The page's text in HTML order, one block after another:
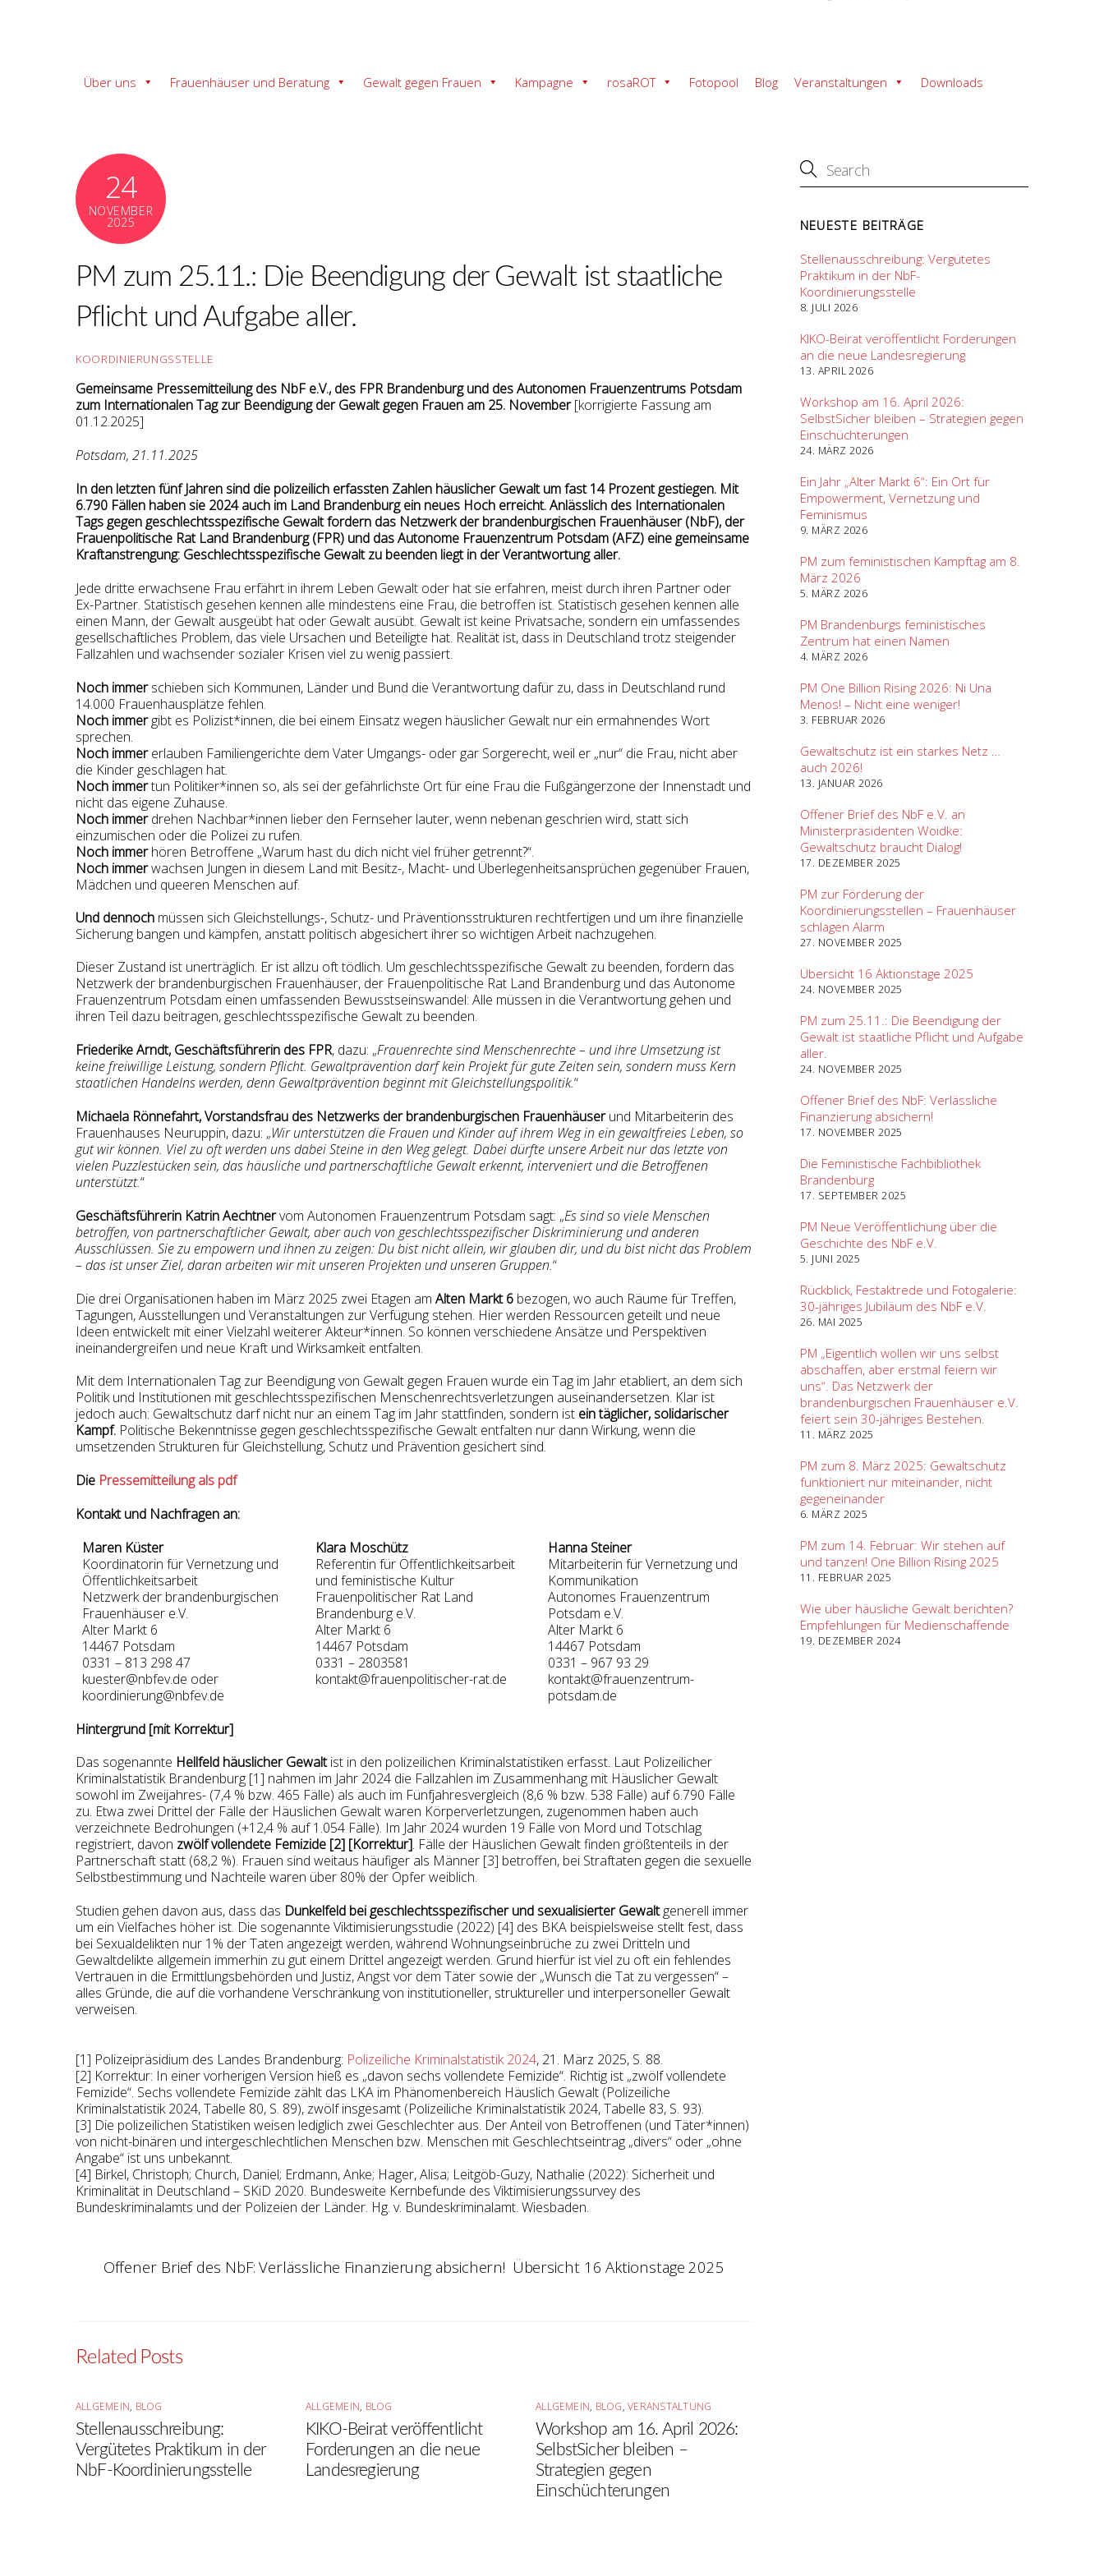
Über uns Frauenhäuser und Beratung Gewalt gegen Frauen Kampagne rosaROT Fotopool Blog Veranstaltungen Downloads
24
NOVEMBER
2025
PM zum 25.11.: Die Beendigung der Gewalt ist staatliche
Pflicht und Aufgabe aller.
KOORDINIERUNGSSTELLE
Gemeinsame Pressemitteilung des NbF e.V., des FPR Brandenburg und des Autonomen Frauenzentrums Potsdam
zum Internationalen Tag zur Beendigung der Gewalt gegen Frauen am 25. November[korrigierte Fassung am
01.12.2025]
Potsdam, 21.11.2025
In den letzten fünf Jahren sind die polizeilich erfassten Zahlen häuslicher Gewalt um fast 14 Prozent gestiegen. Mit
6.790 Fällen haben sie 2024 auch im Land Brandenburg ein neues Hoch erreicht. Anlässlich des Internationalen
Tags gegen geschlechtsspezifische Gewalt fordern das Netzwerk der brandenburgischen Frauenhäuser (NbF), der
Frauenpolitische Rat Land Brandenburg (FPR) und das Autonome Frauenzentrum Potsdam (AFZ) eine gemeinsame
Kraftanstrengung: Geschlechtsspezifische Gewalt zu beenden liegt in der Verantwortung aller.
Jede dritte erwachsene Frau erfährt in ihrem Leben Gewalt oder hat sie erfahren, meist durch ihren Partner oder
Ex-Partner. Statistisch gesehen kennen alle mindestens eine Frau, die betroffen ist. Statistisch gesehen kennen alle
einen Mann, der Gewalt ausgeübt hat oder Gewalt ausübt. Gewalt ist keine Privatsache, sondern ein umfassendes
gesellschaftliches Problem, das viele Ursachen und Beteiligte hat. Realität ist, dass in Deutschland trotz steigender
Fallzahlen und wachsender sozialer Krisen viel zu wenig passiert.
Noch immerschieben sich Kommunen, Länder und Bund die Verantwortung dafür zu, dass in Deutschland rund
14.000 Frauenhausplätze fehlen.
Noch immergibt es Polizist*innen, die bei einem Einsatz wegen häuslicher Gewalt nur ein ermahnendes Wort
sprechen.
Noch immererlauben Familiengerichte dem Vater Umgangs- oder gar Sorgerecht, weil er „nur“ die Frau, nicht aber
die Kinder geschlagen hat.
Noch immertun Politiker*innen so, als sei der gefährlichste Ort für eine Frau die Fußgängerzone der Innenstadt und
nicht das eigene Zuhause.
Noch immerdrehen Nachbar*innen lieber den Fernseher lauter, wenn nebenan geschrien wird, statt sich
einzumischen oder die Polizei zu rufen.
Noch immerhören Betroffene „Warum hast du dich nicht viel früher getrennt?“.
Noch immerwachsen Jungen in diesem Land mit Besitz-, Macht- und Überlegenheitsansprüchen gegenüber Frauen,
Mädchen und queeren Menschen auf.
Und dennoch müssen sich Gleichstellungs-, Schutz- und Präventionsstrukturen rechtfertigen und um ihre finanzielle
Sicherung bangen und kämpfen, anstatt politisch abgesichert ihrer so wichtigen Arbeit nachzugehen.
Dieser Zustand ist unerträglich. Er ist allzu oft tödlich. Um geschlechtsspezifische Gewalt zu beenden, fordern das
Netzwerk der brandenburgischen Frauenhäuser, der Frauenpolitische Rat Land Brandenburg und das Autonome
Frauenzentrum Potsdam einen umfassenden Bewusstseinswandel: Alle müssen in die Verantwortung gehen und
ihren Teil dazu beitragen, geschlechtsspezifische Gewalt zu beenden.
Friederike Arndt, Geschäftsführerin des FPR, dazu: „Frauenrechte sind Menschenrechte – und ihre Umsetzung ist
keine freiwillige Leistung, sondern Pflicht. Gewaltprävention darf kein Projekt für gute Zeiten sein, sondern muss Kern
staatlichen Handelns werden, denn Gewaltprävention beginnt mit Gleichstellungspolitik.“
Michaela Rönnefahrt, Vorstandsfrau des Netzwerks der brandenburgischen Frauenhäuserund Mitarbeiterin des
Frauenhauses Neuruppin, dazu: „Wir unterstützen die Frauen und Kinder auf ihrem Weg in ein gewaltfreies Leben, so
gut wir können. Viel zu oft werden uns dabei Steine in den Weg gelegt. Dabei dürfte unsere Arbeit nur das letzte von
vielen Puzzlestücken sein, das häusliche und partnerschaftliche Gewalt erkennt, interveniert und die Betroffenen
unterstützt.“
Geschäftsführerin Katrin Aechtnervom Autonomen Frauenzentrum Potsdam sagt: „Es sind so viele Menschen
betroffen, von partnerschaftlicher Gewalt, aber auch von geschlechtsspezifischer Diskriminierung und anderen
Ausschlüssen. Sie zu empowern und ihnen zu zeigen: Du bist nicht allein, wir glauben dir, und du bist nicht das Problem
– das ist unser Ziel, daran arbeiten wir mit unseren Projekten und unseren Gruppen.“
Die drei Organisationen haben im März 2025 zwei Etagen am Alten Markt 6 bezogen, wo auch Räume für Treffen,
Tagungen, Ausstellungen und Veranstaltungen zur Verfügung stehen. Hier werden Ressourcen geteilt und neue
Ideen entwickelt mit einer Vielzahl weiterer Akteur*innen. So können verschiedene Ansätze und Perspektiven
ineinandergreifen und neue Kraft und Wirksamkeit entfalten.
Mit dem Internationalen Tag zur Beendigung von Gewalt gegen Frauen wurde ein Tag im Jahr etabliert, an dem sich
Politik und Institutionen mit geschlechtsspezifischen Menschenrechtsverletzungen auseinandersetzen. Klar ist
jedoch auch: Gewaltschutz darf nicht nur an einem Tag im Jahr stattfinden, sondern ist ein täglicher, solidarischer
Kampf. Politische Bekenntnisse gegen geschlechtsspezifische Gewalt entfalten nur dann Wirkung, wenn die
umsetzenden Strukturen für Gleichstellung, Schutz und Prävention gesichert sind.
Die Pressemitteilung als pdf
Kontakt und Nachfragen an:
Maren Küster
Koordinatorin für Vernetzung und
Öffentlichkeitsarbeit
Netzwerk der brandenburgischen
Frauenhäuser e.V.
Alter Markt 6
14467 Potsdam
0331 – 813 298 47
kuester@nbfev.de oder
koordinierung@nbfev.de
Klara Moschütz
Referentin für Öffentlichkeitsarbeit
und feministische Kultur
Frauenpolitischer Rat Land
Brandenburg e.V.
Alter Markt 6
14467 Potsdam
0331 – 2803581
kontakt@frauenpolitischer-rat.de
Hanna Steiner
Mitarbeiterin für Vernetzung und
Kommunikation
Autonomes Frauenzentrum
Potsdam e.V.
Alter Markt 6
14467 Potsdam
0331 – 967 93 29
kontakt@frauenzentrum-
potsdam.de
Hintergrund [mit Korrektur]
Das sogenannte Hellfeld häuslicher Gewaltist in den polizeilichen Kriminalstatistiken erfasst. Laut Polizeilicher
Kriminalstatistik Brandenburg [1] nahmen im Jahr 2024 die Fallzahlen im Zusammenhang mit Häuslicher Gewalt
sowohl im Zweijahres- (7,4 % bzw. 465 Fälle) als auch im Fünfjahresvergleich (8,6 % bzw. 538 Fälle) auf 6.790 Fälle
zu. Etwa zwei Drittel der Fälle der Häuslichen Gewalt waren Körperverletzungen, zugenommen haben auch
verzeichnete Bedrohungen (+12,4 % auf 1.054 Fälle). Im Jahr 2024 wurden 19 Fälle von Mord und Totschlag
registriert, davon zwölf vollendete Femizide [2] [Korrektur]. Fälle der Häuslichen Gewalt finden größtenteils in der
Partnerschaft statt (68,2 %). Frauen sind weitaus häufiger als Männer [3] betroffen, bei Straftaten gegen die sexuelle
Selbstbestimmung und Nachteile waren über 80% der Opfer weiblich.
Studien gehen davon aus, dass das Dunkelfeld bei geschlechtsspezifischer und sexualisierter Gewaltgenerell immer
um ein Vielfaches höher ist. Die sogenannte Viktimisierungsstudie (2022) [4] des BKA beispielsweise stellt fest, dass
bei Sexualdelikten nur 1% der Taten angezeigt werden, während Wohnungseinbrüche zu zwei Dritteln und
Gewaltdelikte allgemein immerhin zu gut einem Drittel angezeigt werden. Grund hierfür ist viel zu oft ein fehlendes
Vertrauen in die Ermittlungsbehörden und Justiz, Angst vor dem Täter sowie der „Wunsch die Tat zu vergessen“ –
alles Gründe, die auf die vorhandene Verschränkung von institutioneller, struktureller und interpersoneller Gewalt
verweisen.
[1] Polizeipräsidium des Landes Brandenburg: Polizeiliche Kriminalstatistik 2024, 21. März 2025, S. 88.
[2] Korrektur: In einer vorherigen Version hieß es „davon sechs vollendete Femizide“. Richtig ist „zwölf vollendete
Femizide“. Sechs vollendete Femizide zählt das LKA im Phänomenbereich Häuslich Gewalt (Polizeiliche
Kriminalstatistik 2024, Tabelle 80, S. 89), zwölf insgesamt (Polizeiliche Kriminalstatistik 2024, Tabelle 83, S. 93).
[3] Die polizeilichen Statistiken weisen lediglich zwei Geschlechter aus. Der Anteil von Betroffenen (und Täter*innen)
von nicht-binären und intergeschlechtlichen Menschen bzw. Menschen mit Geschlechtseintrag „divers“ oder „ohne
Angabe“ ist uns unbekannt.
[4] Birkel, Christoph; Church, Daniel; Erdmann, Anke; Hager, Alisa; Leitgöb-Guzy, Nathalie (2022): Sicherheit und
Kriminalität in Deutschland – SKiD 2020. Bundesweite Kernbefunde des Viktimisierungssurvey des
Bundeskriminalamts und der Polizeien der Länder. Hg. v. Bundeskriminalamt. Wiesbaden.
Offener Brief des NbF: Verlässliche Finanzierung absichern! Übersicht 16 Aktionstage 2025
Related Posts
ALLGEMEIN, BLOG
Stellenausschreibung:
Vergütetes Praktikum in der
NbF-Koordinierungsstelle
ALLGEMEIN, BLOG
KIKO-Beirat veröffentlicht
Forderungen an die neue
Landesregierung
ALLGEMEIN, BLOG,VERANSTALTUNG
Workshop am 16. April 2026:
SelbstSicher bleiben –
Strategien gegen
Einschüchterungen
NEUESTE BEITRÄGE
Stellenausschreibung: Vergütetes
Praktikum in der NbF-
Koordinierungsstelle
8. JULI 2026
KIKO-Beirat veröffentlicht Forderungen
an die neue Landesregierung
13. APRIL 2026
Workshop am 16. April 2026:
SelbstSicher bleiben – Strategien gegen
Einschüchterungen
24. MÄRZ 2026
Ein Jahr „Alter Markt 6“: Ein Ort für
Empowerment, Vernetzung und
Feminismus
9. MÄRZ 2026
PM zum feministischen Kampftag am 8.
März 2026
5. MÄRZ 2026
PM Brandenburgs feministisches
Zentrum hat einen Namen
4. MÄRZ 2026
PM One Billion Rising 2026: Ni Una
Menos! – Nicht eine weniger!
3. FEBRUAR 2026
Gewaltschutz ist ein starkes Netz …
auch 2026!
13. JANUAR 2026
Offener Brief des NbF e.V. an
Ministerpräsidenten Woidke:
Gewaltschutz braucht Dialog!
17. DEZEMBER 2025
PM zur Förderung der
Koordinierungsstellen – Frauenhäuser
schlagen Alarm
27. NOVEMBER 2025
Übersicht 16 Aktionstage 2025
24. NOVEMBER 2025
PM zum 25.11.: Die Beendigung der
Gewalt ist staatliche Pflicht und Aufgabe
aller.
24. NOVEMBER 2025
Offener Brief des NbF: Verlässliche
Finanzierung absichern!
17. NOVEMBER 2025
Die Feministische Fachbibliothek
Brandenburg
17. SEPTEMBER 2025
PM Neue Veröffentlichung über die
Geschichte des NbF e.V.
5. JUNI 2025
Rückblick, Festaktrede und Fotogalerie:
30-jähriges Jubiläum des NbF e.V.
26. MAI 2025
PM „Eigentlich wollen wir uns selbst
abschaffen, aber erstmal feiern wir
uns“. Das Netzwerk der
brandenburgischen Frauenhäuser e.V.
feiert sein 30-jähriges Bestehen.
11. MÄRZ 2025
PM zum 8. März 2025: Gewaltschutz
funktioniert nur miteinander, nicht
gegeneinander
6. MÄRZ 2025
PM zum 14. Februar: Wir stehen auf
und tanzen! One Billion Rising 2025
11. FEBRUAR 2025
Wie über häusliche Gewalt berichten?
Empfehlungen für Medienschaffende
19. DEZEMBER 2024